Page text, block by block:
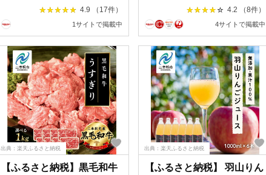
ンチ 小分け お取り寄せ グ
ルメ 肉汁 おすすめ 二本松
福島県 送料無料 【有限会
社エム牧場】
4.9 （17件）
1サイトで掲載中
調理 おすすめ お中元 お歳
暮 ギフト 二本松市 ふくし
ま 福島県 送料無料 非常食
備蓄 長期保存 【株式会社
美女来】
4.2 （8件）
4サイトで掲載中
出典：楽天ふるさと納税
【ふるさと納税】黒毛和牛
出典：楽天ふるさと納税
【ふるさと納税】 羽山りん